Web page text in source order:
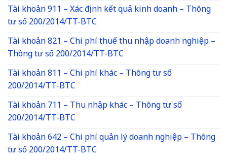
Tài khoản 911 – Xác định kết quả kinh doanh – Thông
tư số 200/2014/TT-BTC
Tài khoản 821 – Chi phí thuế thu nhập doanh nghiệp –
Thông tư số 200/2014/TT-BTC
Tài khoản 811 – Chi phí khác – Thông tư số
200/2014/TT-BTC
Tài khoản 711 – Thu nhập khác – Thông tư số
200/2014/TT-BTC
Tài khoản 642 – Chi phí quản lý doanh nghiệp – Thông
tư số 200/2014/TT-BTC